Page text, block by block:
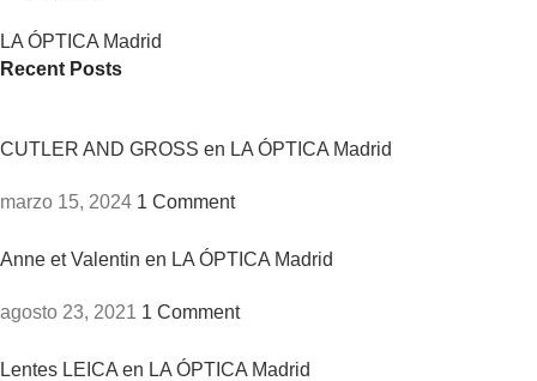
LA ÓPTICA Madrid
Recent Posts
CUTLER AND GROSS en LA ÓPTICA Madrid
marzo 15, 2024 1 Comment
Anne et Valentin en LA ÓPTICA Madrid
agosto 23, 2021 1 Comment
Lentes LEICA en LA ÓPTICA Madrid